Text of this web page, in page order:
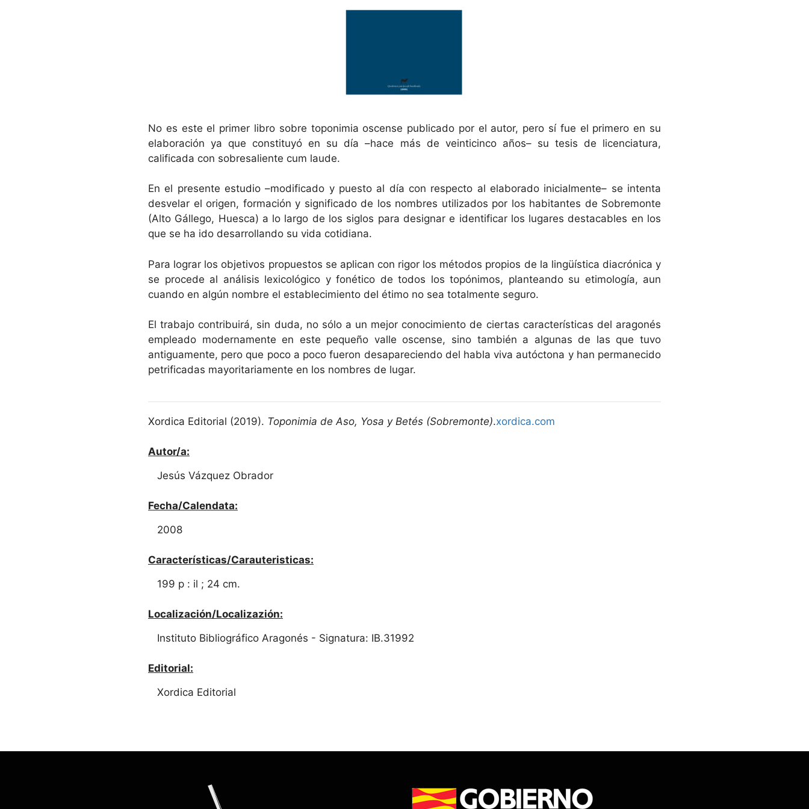
No es este el primer libro sobre toponimia oscense publicado por el autor, pero sí fue el primero en su
elaboración ya que constituyó en su día –hace más de veinticinco años– su tesis de licenciatura,
calificada con sobresaliente cum laude.
En el presente estudio –modificado y puesto al día con respecto al elaborado inicialmente– se intenta
desvelar el origen, formación y significado de los nombres utilizados por los habitantes de Sobremonte
(Alto Gállego, Huesca) a lo largo de los siglos para designar e identificar los lugares destacables en los
que se ha ido desarrollando su vida cotidiana.
Para lograr los objetivos propuestos se aplican con rigor los métodos propios de la lingüística diacrónica y
se procede al análisis lexicológico y fonético de todos los topónimos, planteando su etimología, aun
cuando en algún nombre el establecimiento del étimo no sea totalmente seguro.
El trabajo contribuirá, sin duda, no sólo a un mejor conocimiento de ciertas características del aragonés
empleado modernamente en este pequeño valle oscense, sino también a algunas de las que tuvo
antiguamente, pero que poco a poco fueron desapareciendo del habla viva autóctona y han permanecido
petrificadas mayoritariamente en los nombres de lugar.
Xordica Editorial (2019). Toponimia de Aso, Yosa y Betés (Sobremonte).xordica.com
Autor/a:
Jesús Vázquez Obrador
Fecha/Calendata:
2008
Características/Carauteristicas:
199 p : il ; 24 cm.
Localización/Localizazión:
Instituto Bibliográfico Aragonés - Signatura: IB.31992
Editorial:
Xordica Editorial